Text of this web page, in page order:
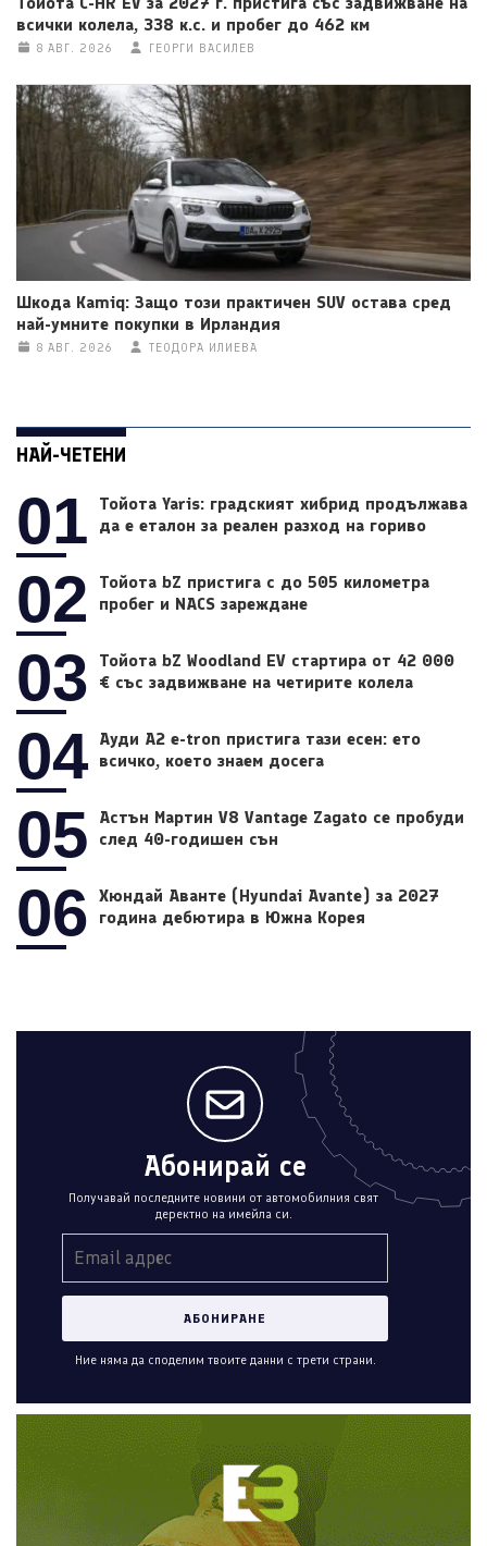
всички колела, 338 к.с. и пробег до 462 км
8 АВГ. 2026 ГЕОРГИ ВАСИЛЕВ
Шкода Kamiq: Защо този практичен SUV остава сред
най-умните покупки в Ирландия
8 АВГ. 2026 ТЕОДОРА ИЛИЕВА
НАЙ-ЧЕТЕНИ
01
Тойота Yaris: градският хибрид продължава
да е еталон за реален разход на гориво
02
Тойота bZ пристига с до 505 километра
пробег и NACS зареждане
03
Тойота bZ Woodland EV стартира от 42 000
€ със задвижване на четирите колела
04 Ауди A2 e-tron пристига тази есен: ето
всичко, което знаем досега
05
Астън Мартин V8 Vantage Zagato се пробуди
след 40-годишен сън
06
Хюндай Аванте (Hyundai Avante) за 2027
година дебютира в Южна Корея
Абонирай се
Получавай последните новини от автомобилния свят
деректно на имейла си.
Ние няма да споделим твоите данни с трети страни.